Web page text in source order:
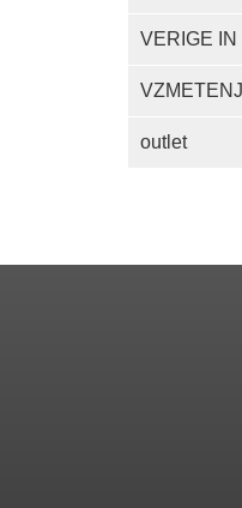
VERIGE IN
outlet